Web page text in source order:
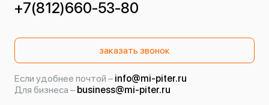
+7(812)660-53-80
заказать звонок
Если удобнее почтой – info@mi-piter.ru
Для бизнеса – business@mi-piter.ru